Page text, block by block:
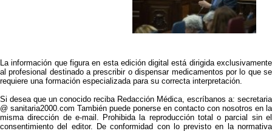
La información que figura en esta edición digital está dirigida exclusivamente
al profesional destinado a prescribir o dispensar medicamentos por lo que se
requiere una formación especializada para su correcta interpretación.
Si desea que un conocido reciba Redacción Médica, escríbanos a: secretaria
@ sanitaria2000.com También puede ponerse en contacto con nosotros en la
misma dirección de e-mail. Prohibida la reproducción total o parcial sin el
consentimiento del editor. De conformidad con lo previsto en la normativa